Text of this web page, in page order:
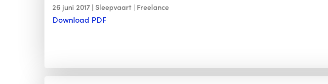
26 juni 2017 Sleepvaart Freelance
Download PDF